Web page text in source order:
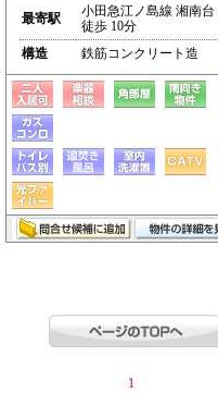
最寄駅
小田急江ノ島線 湘南台
徒歩 10分
構造
鉄筋コンクリート造
1